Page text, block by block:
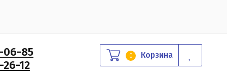
06-85
12
0 Корзина